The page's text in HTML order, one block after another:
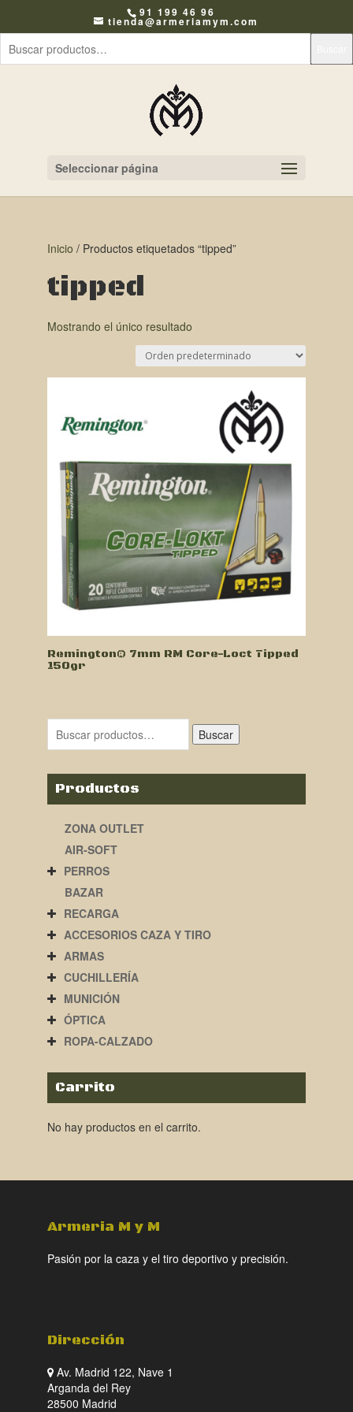
91 199 46 96
tienda@armeriamym.com
Seleccionar página
Inicio / Productos etiquetados “tipped”
tipped
Mostrando el único resultado
Remington® 7mm RM Core-Loct Tipped
150gr
Buscar
Productos
ZONA OUTLET
AIR-SOFT
PERROS
BAZAR
RECARGA
ACCESORIOS CAZA Y TIRO
ARMAS
CUCHILLERÍA
MUNICIÓN
ÓPTICA
ROPA-CALZADO
Carrito
No hay productos en el carrito.
Armeria M y M
Pasión por la caza y el tiro deportivo y precisión.
Dirección
Av. Madrid 122, Nave 1
Arganda del Rey
28500 Madrid